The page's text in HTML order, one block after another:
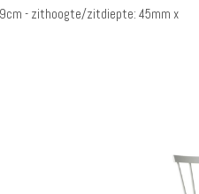
- zithoogte/zitdiepte: 45mm x